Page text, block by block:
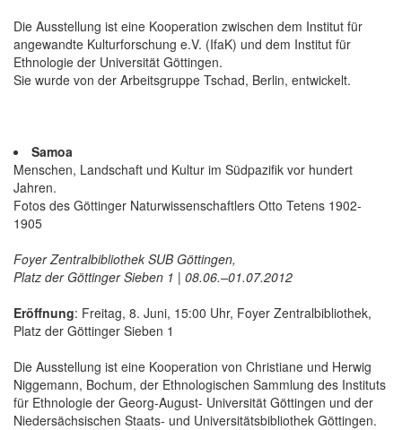
Die Ausstellung ist eine Kooperation zwischen dem Institut für
angewandte Kulturforschung e.V. (IfaK) und dem Institut für
Ethnologie der Universität Göttingen.
Sie wurde von der Arbeitsgruppe Tschad, Berlin, entwickelt.
Samoa
Menschen, Landschaft und Kultur im Südpazifik vor hundert
Jahren.
Fotos des Göttinger Naturwissenschaftlers Otto Tetens 1902-
1905
Foyer Zentralbibliothek SUB Göttingen,
Platz der Göttinger Sieben 1 | 08.06.–01.07.2012
Eröffnung: Freitag, 8. Juni, 15:00 Uhr, Foyer Zentralbibliothek,
Platz der Göttinger Sieben 1
Die Ausstellung ist eine Kooperation von Christiane und Herwig
Niggemann, Bochum, der Ethnologischen Sammlung des Instituts
für Ethnologie der Georg-August- Universität Göttingen und der
Niedersächsischen Staats- und Universitätsbibliothek Göttingen.